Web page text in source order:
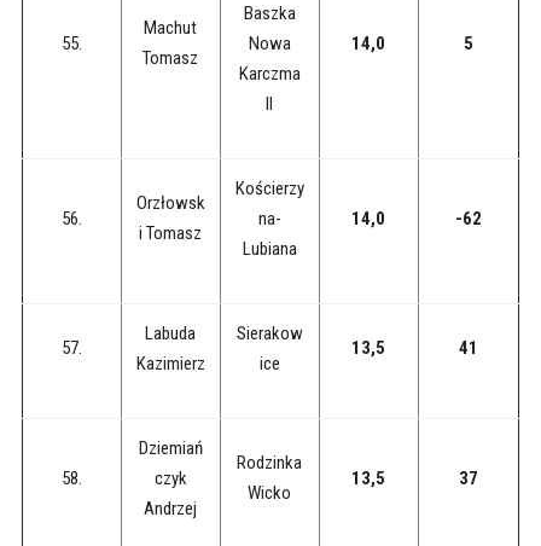
55.
Machut
Tomasz
Baszka
Nowa
Karczma
II
14,0 5
56.
Orzłowsk
i Tomasz
Kościerzy
na-
Lubiana
14,0 -62
57.
Labuda
Kazimierz
Sierakow
ice
13,5 41
58.
Dziemiań
czyk
Andrzej
Rodzinka
Wicko
13,5 37